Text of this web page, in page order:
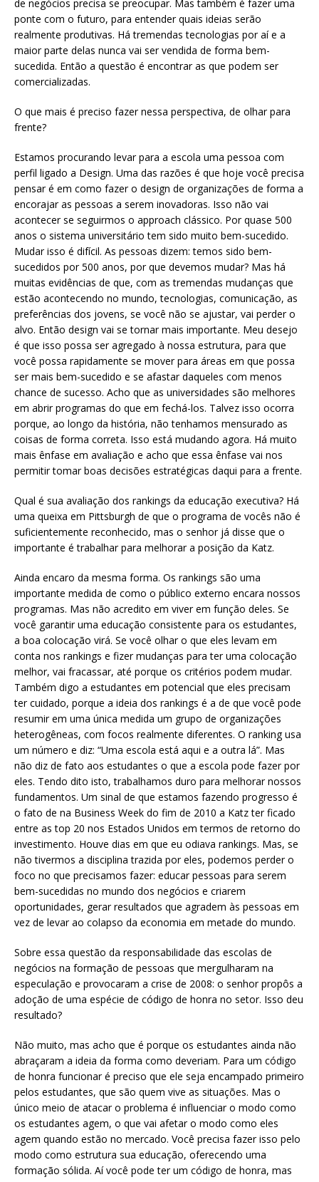
de negócios precisa se preocupar. Mas também é fazer uma
ponte com o futuro, para entender quais ideias serão
realmente produtivas. Há tremendas tecnologias por aí e a
maior parte delas nunca vai ser vendida de forma bem-
sucedida. Então a questão é encontrar as que podem ser
comercializadas.
O que mais é preciso fazer nessa perspectiva, de olhar para
frente?
Estamos procurando levar para a escola uma pessoa com
perfil ligado a Design. Uma das razões é que hoje você precisa
pensar é em como fazer o design de organizações de forma a
encorajar as pessoas a serem inovadoras. Isso não vai
acontecer se seguirmos o approach clássico. Por quase 500
anos o sistema universitário tem sido muito bem-sucedido.
Mudar isso é difícil. As pessoas dizem: temos sido bem-
sucedidos por 500 anos, por que devemos mudar? Mas há
muitas evidências de que, com as tremendas mudanças que
estão acontecendo no mundo, tecnologias, comunicação, as
preferências dos jovens, se você não se ajustar, vai perder o
alvo. Então design vai se tornar mais importante. Meu desejo
é que isso possa ser agregado à nossa estrutura, para que
você possa rapidamente se mover para áreas em que possa
ser mais bem-sucedido e se afastar daqueles com menos
chance de sucesso. Acho que as universidades são melhores
em abrir programas do que em fechá-los. Talvez isso ocorra
porque, ao longo da história, não tenhamos mensurado as
coisas de forma correta. Isso está mudando agora. Há muito
mais ênfase em avaliação e acho que essa ênfase vai nos
permitir tomar boas decisões estratégicas daqui para a frente.
Qual é sua avaliação dos rankings da educação executiva? Há
uma queixa em Pittsburgh de que o programa de vocês não é
suficientemente reconhecido, mas o senhor já disse que o
importante é trabalhar para melhorar a posição da Katz.
Ainda encaro da mesma forma. Os rankings são uma
importante medida de como o público externo encara nossos
programas. Mas não acredito em viver em função deles. Se
você garantir uma educação consistente para os estudantes,
a boa colocação virá. Se você olhar o que eles levam em
conta nos rankings e fizer mudanças para ter uma colocação
melhor, vai fracassar, até porque os critérios podem mudar.
Também digo a estudantes em potencial que eles precisam
ter cuidado, porque a ideia dos rankings é a de que você pode
resumir em uma única medida um grupo de organizações
heterogêneas, com focos realmente diferentes. O ranking usa
um número e diz: “Uma escola está aqui e a outra lá”. Mas
não diz de fato aos estudantes o que a escola pode fazer por
eles. Tendo dito isto, trabalhamos duro para melhorar nossos
fundamentos. Um sinal de que estamos fazendo progresso é
o fato de na Business Week do fim de 2010 a Katz ter ficado
entre as top 20 nos Estados Unidos em termos de retorno do
investimento. Houve dias em que eu odiava rankings. Mas, se
não tivermos a disciplina trazida por eles, podemos perder o
foco no que precisamos fazer: educar pessoas para serem
bem-sucedidas no mundo dos negócios e criarem
oportunidades, gerar resultados que agradem às pessoas em
vez de levar ao colapso da economia em metade do mundo.
Sobre essa questão da responsabilidade das escolas de
negócios na formação de pessoas que mergulharam na
especulação e provocaram a crise de 2008: o senhor propôs a
adoção de uma espécie de código de honra no setor. Isso deu
resultado?
Não muito, mas acho que é porque os estudantes ainda não
abraçaram a ideia da forma como deveriam. Para um código
de honra funcionar é preciso que ele seja encampado primeiro
pelos estudantes, que são quem vive as situações. Mas o
único meio de atacar o problema é influenciar o modo como
os estudantes agem, o que vai afetar o modo como eles
agem quando estão no mercado. Você precisa fazer isso pelo
modo como estrutura sua educação, oferecendo uma
formação sólida. Aí você pode ter um código de honra, mas